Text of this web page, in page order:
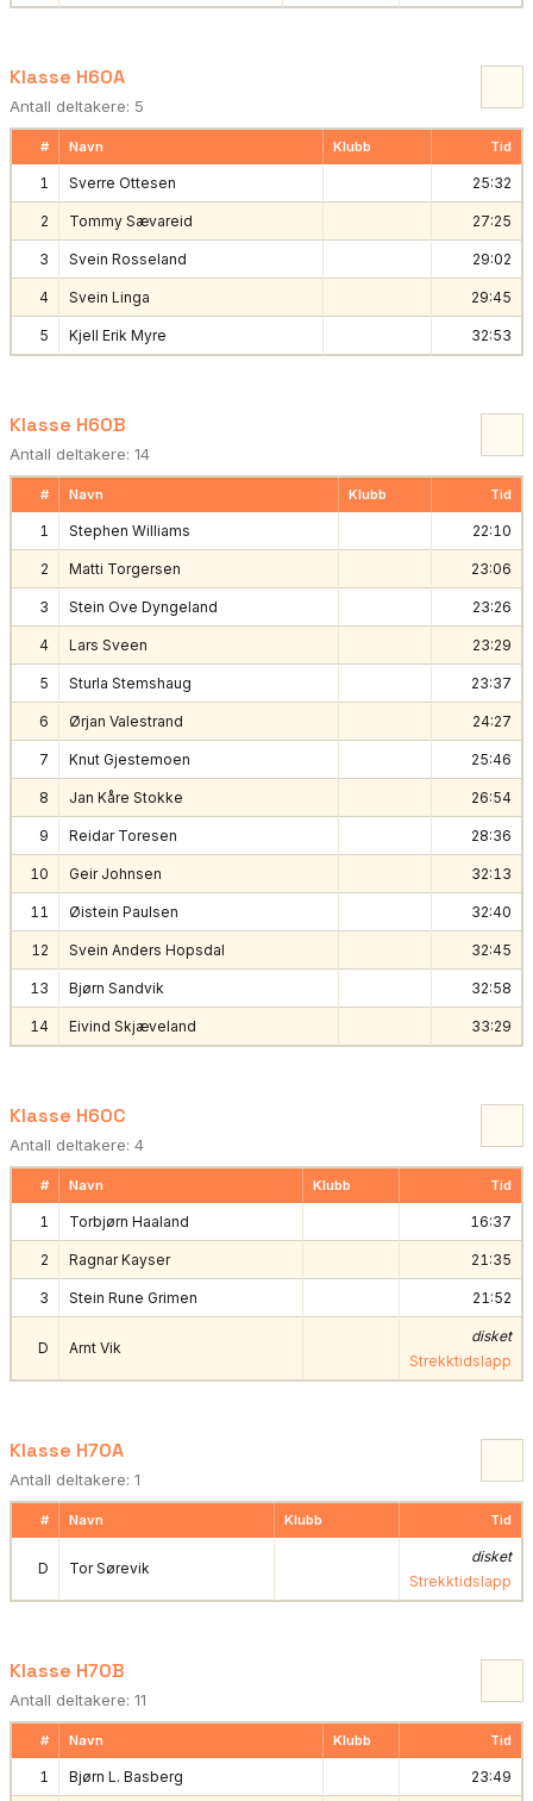
Klasse H60A
Antall deltakere: 5
# Navn Klubb Tid
1 Sverre Ottesen 25:32
2 Tommy Sævareid 27:25
3 Svein Rosseland 29:02
4 Svein Linga 29:45
5 Kjell Erik Myre 32:53
Klasse H60B
Antall deltakere: 14
# Navn Klubb Tid
1 Stephen Williams 22:10
2 Matti Torgersen 23:06
3 Stein Ove Dyngeland 23:26
4 Lars Sveen 23:29
5 Sturla Stemshaug 23:37
6 Ørjan Valestrand 24:27
7 Knut Gjestemoen 25:46
8 Jan Kåre Stokke 26:54
9 Reidar Toresen 28:36
10 Geir Johnsen 32:13
11 Øistein Paulsen 32:40
12 Svein Anders Hopsdal 32:45
13 Bjørn Sandvik 32:58
14 Eivind Skjæveland 33:29
Klasse H60C
Antall deltakere: 4
# Navn Klubb Tid
1 Torbjørn Haaland 16:37
2 Ragnar Kayser 21:35
3 Stein Rune Grimen 21:52
D Arnt Vik
disket
Strekktidslapp
Klasse H70A
Antall deltakere: 1
# Navn Klubb Tid
D Tor Sørevik
disket
Strekktidslapp
Klasse H70B
Antall deltakere: 11
# Navn Klubb Tid
1 Bjørn L. Basberg 23:49